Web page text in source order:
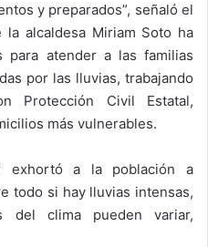
y preparados”, señaló el
alcaldesa Miriam Soto ha
para atender a las familias
por las lluvias, trabajando
Protección Civil Estatal,
más vulnerables.
exhortó a la población a
todo si hay lluvias intensas,
del clima pueden variar,